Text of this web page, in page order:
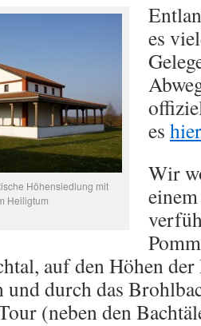
Höhensiedlung mit
Heiligtum
es
es hier
Wir
auf den Höhen
durch das
(neben den